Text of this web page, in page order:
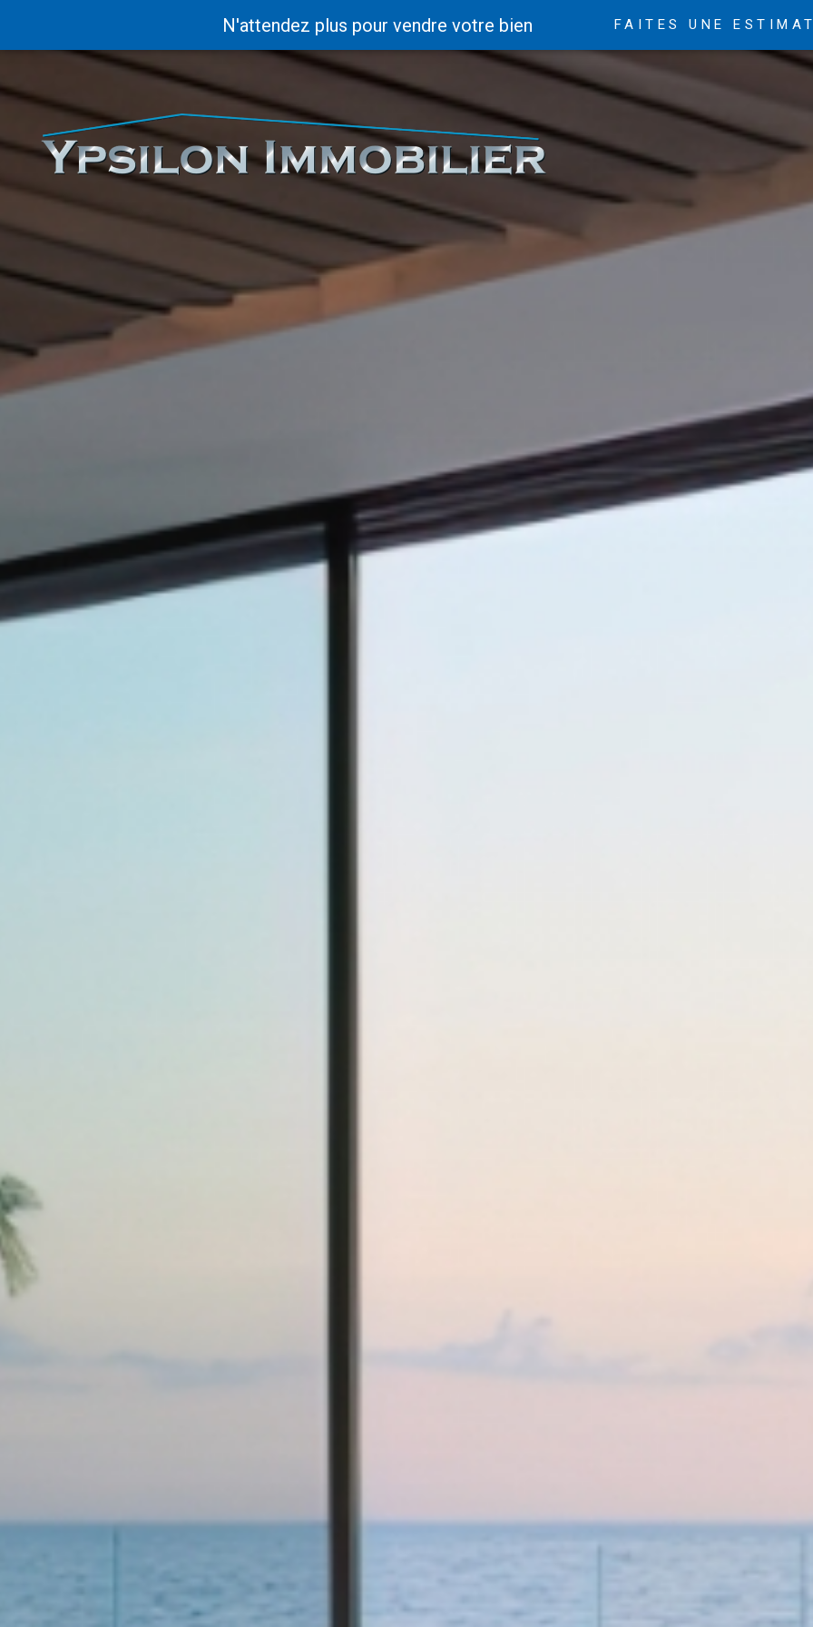
N'attendez plus pour vendre votre bien FAITES UNE